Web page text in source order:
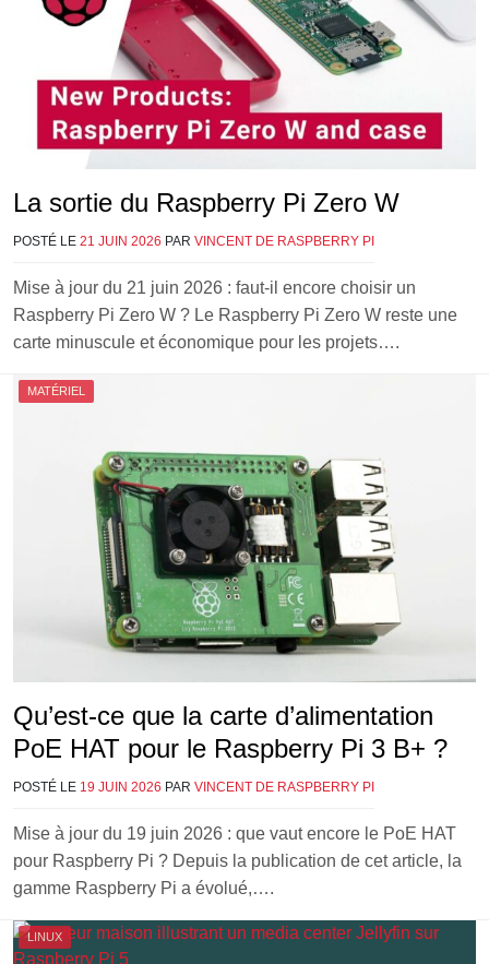
La sortie du Raspberry Pi Zero W
POSTÉ LE 21 JUIN 2026 PAR VINCENT DE RASPBERRY PI
Mise à jour du 21 juin 2026 : faut-il encore choisir un
Raspberry Pi Zero W ? Le Raspberry Pi Zero W reste une
carte minuscule et économique pour les projets….
MATÉRIEL
Qu’est-ce que la carte d’alimentation
PoE HAT pour le Raspberry Pi 3 B+ ?
POSTÉ LE 19 JUIN 2026 PAR VINCENT DE RASPBERRY PI
Mise à jour du 19 juin 2026 : que vaut encore le PoE HAT
pour Raspberry Pi ? Depuis la publication de cet article, la
gamme Raspberry Pi a évolué,….
LINUX